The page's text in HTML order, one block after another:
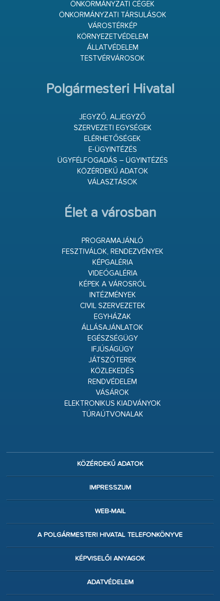
ÖNKORMÁNYZATI CÉGEK
ÖNKORMÁNYZATI TÁRSULÁSOK
VÁROSTÉRKÉP
KÖRNYEZETVÉDELEM
ÁLLATVÉDELEM
TESTVÉRVÁROSOK
Polgármesteri Hivatal
JEGYZŐ, ALJEGYZŐ
SZERVEZETI EGYSÉGEK
ELÉRHETŐSÉGEK
E-ÜGYINTÉZÉS
ÜGYFÉLFOGADÁS – ÜGYINTÉZÉS
KÖZÉRDEKŰ ADATOK
VÁLASZTÁSOK
Élet a városban
PROGRAMAJÁNLÓ
FESZTIVÁLOK, RENDEZVÉNYEK
KÉPGALÉRIA
VIDEÓGALÉRIA
KÉPEK A VÁROSRÓL
INTÉZMÉNYEK
CIVIL SZERVEZETEK
EGYHÁZAK
ÁLLÁSAJÁNLATOK
EGÉSZSÉGÜGY
IFJÚSÁGÜGY
JÁTSZÓTEREK
KÖZLEKEDÉS
RENDVÉDELEM
VÁSÁROK
ELEKTRONIKUS KIADVÁNYOK
TÚRAÚTVONALAK
KÖZÉRDEKŰ ADATOK
IMPRESSZUM
WEB-MAIL
A POLGÁRMESTERI HIVATAL TELEFONKÖNYVE
KÉPVISELŐI ANYAGOK
ADATVÉDELEM